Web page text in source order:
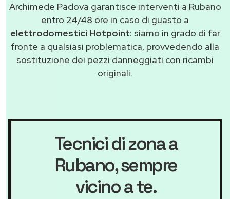
Archimede Padova garantisce interventi a Rubano
entro 24/48 ore in caso di guasto a
elettrodomestici Hotpoint: siamo in grado di far
fronte a qualsiasi problematica, provvedendo alla
sostituzione dei pezzi danneggiati con ricambi
originali.
Tecnici di zona a
Rubano, sempre
vicino a te.